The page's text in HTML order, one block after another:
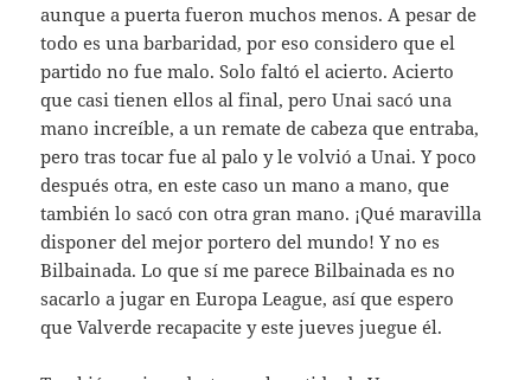
aunque a puerta fueron muchos menos. A pesar de
todo es una barbaridad, por eso considero que el
partido no fue malo. Solo faltó el acierto. Acierto
que casi tienen ellos al final, pero Unai sacó una
mano increíble, a un remate de cabeza que entraba,
pero tras tocar fue al palo y le volvió a Unai. Y poco
después otra, en este caso un mano a mano, que
también lo sacó con otra gran mano. ¡Qué maravilla
disponer del mejor portero del mundo! Y no es
Bilbainada. Lo que sí me parece Bilbainada es no
sacarlo a jugar en Europa League, así que espero
que Valverde recapacite y este jueves juegue él.